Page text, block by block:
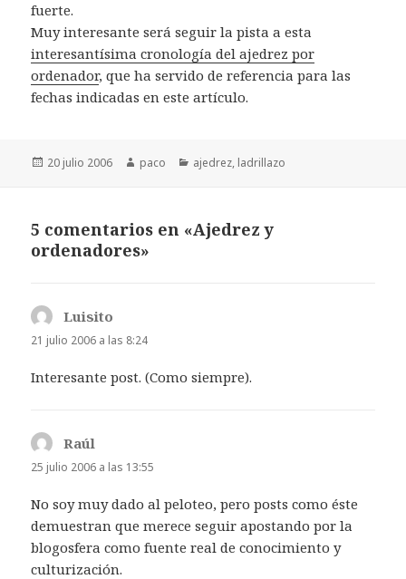
fuerte.
Muy interesante será seguir la pista a esta
interesantísima cronología del ajedrez por
ordenador, que ha servido de referencia para las
fechas indicadas en este artículo.
Publicado
20 julio 2006 Autor
paco Categorías
ajedrez, ladrillazo
5 comentarios en «Ajedrez y
ordenadores»
Luisito
21 julio 2006 a las 8:24
Interesante post. (Como siempre).
Raúl
25 julio 2006 a las 13:55
No soy muy dado al peloteo, pero posts como éste
demuestran que merece seguir apostando por la
blogosfera como fuente real de conocimiento y
culturización.